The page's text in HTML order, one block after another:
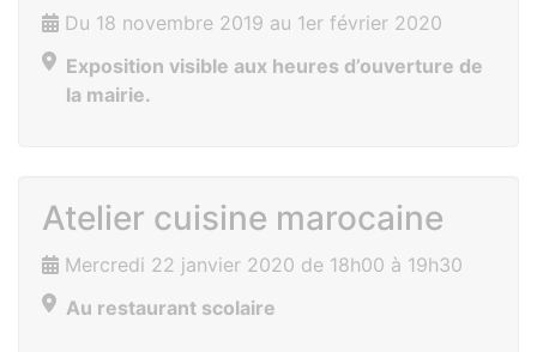
Du 18 novembre 2019 au 1er février 2020
Exposition visible aux heures d’ouverture de
la mairie.
Atelier cuisine marocaine
Mercredi 22 janvier 2020 de 18h00 à 19h30
Au restaurant scolaire